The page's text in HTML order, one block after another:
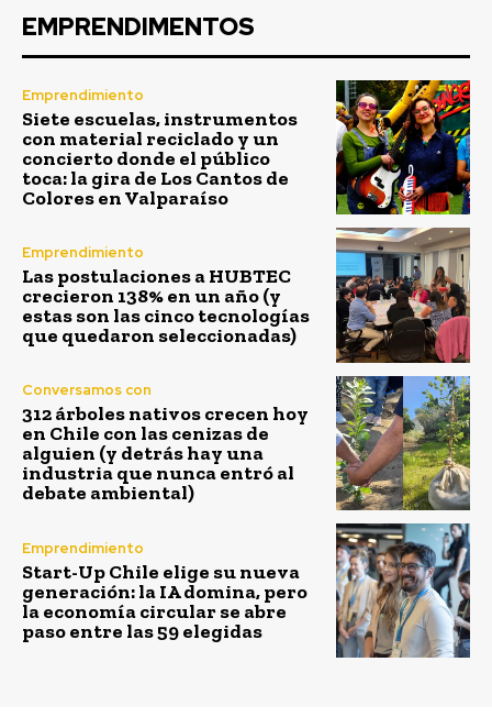
EMPRENDIMENTOS
Emprendimiento
Siete escuelas, instrumentos
con material reciclado y un
concierto donde el público
toca: la gira de Los Cantos de
Colores en Valparaíso
Emprendimiento
Las postulaciones a HUBTEC
crecieron 138% en un año (y
estas son las cinco tecnologías
que quedaron seleccionadas)
Conversamos con
312 árboles nativos crecen hoy
en Chile con las cenizas de
alguien (y detrás hay una
industria que nunca entró al
debate ambiental)
Emprendimiento
Start-Up Chile elige su nueva
generación: la IA domina, pero
la economía circular se abre
paso entre las 59 elegidas